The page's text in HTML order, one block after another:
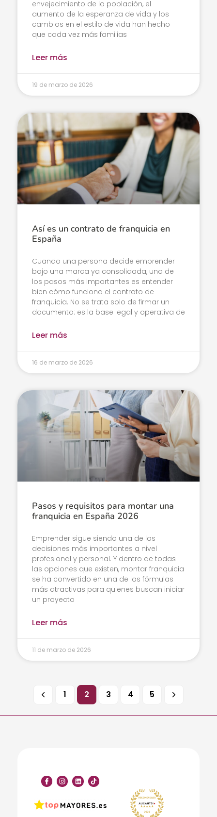
envejecimiento de la población, el
aumento de la esperanza de vida y los
cambios en el estilo de vida han hecho
que cada vez más familias
Leer más
19 de marzo de 2026
Así es un contrato de franquicia en
España
Cuando una persona decide emprender
bajo una marca ya consolidada, uno de
los pasos más importantes es entender
bien cómo funciona el contrato de
franquicia. No se trata solo de firmar un
documento: es la base legal y operativa de
Leer más
16 de marzo de 2026
Pasos y requisitos para montar una
franquicia en España 2026
Emprender sigue siendo una de las
decisiones más importantes a nivel
profesional y personal. Y dentro de todas
las opciones que existen, montar franquicia
se ha convertido en una de las fórmulas
más atractivas para quienes buscan iniciar
un proyecto
Leer más
11 de marzo de 2026
1 2 3 4 5